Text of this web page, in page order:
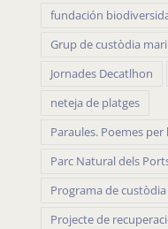
fundación
Grup de custòdia
Jornades Decatlhon
neteja de platges
Paraules. Poemes
Parc Natural dels
Programa de
Projecte de